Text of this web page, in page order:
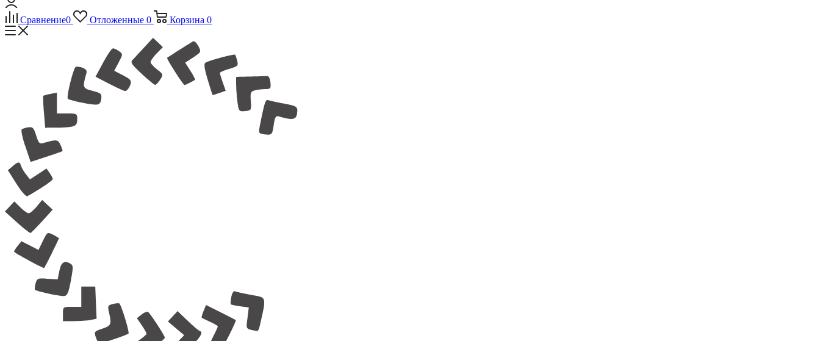
Сравнение0 Отложенные 0 Корзина 0